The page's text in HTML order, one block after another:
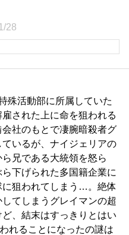
28
殊活動部に所属していた
された上に命を狙われる
社のもとで凄腕暗殺者グ
いるが、ナイジェリアの
兄である大統領を怒ら
下げられた多国籍企業に
に狙われてしまう…。絶体
てしまうグレイマンの超
、結末はすっきりとはい
れることになったの謎は